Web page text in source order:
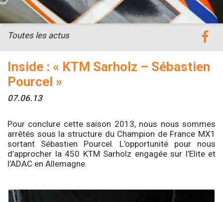
Inside : « KTM Sarholz – Sébastien
Pourcel »
07.06.13
Toutes les actus
Pour conclure cette saison 2013, nous nous sommes
arrêtés sous la structure du Champion de France MX1
sortant Sébastien Pourcel. L’opportunité pour nous
d’approcher la 450 KTM Sarholz engagée sur l’Elite et
l’ADAC en Allemagne.